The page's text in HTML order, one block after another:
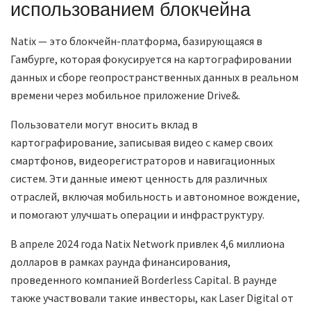
использованием блокчейна
Natix — это блокчейн-платформа, базирующаяся в
Гамбурге, которая фокусируется на картографировании
данных и сборе геопространственных данных в реальном
времени через мобильное приложение Drive&.
Пользователи могут вносить вклад в
картографирование, записывая видео с камер своих
смартфонов, видеорегистраторов и навигационных
систем. Эти данные имеют ценность для различных
отраслей, включая мобильность и автономное вождение,
и помогают улучшать операции и инфраструктуру.
В апреле 2024 года Natix Network привлек 4,6 миллиона
долларов в рамках раунда финансирования,
проведенного компанией Borderless Capital. В раунде
также участвовали такие инвесторы, как Laser Digital от